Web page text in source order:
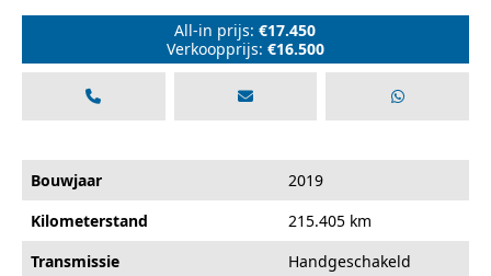
All-in prijs:€17.450
Verkoopprijs: €16.500
Bouwjaar
2019
Kilometerstand
215.405 km
Transmissie
Handgeschakeld